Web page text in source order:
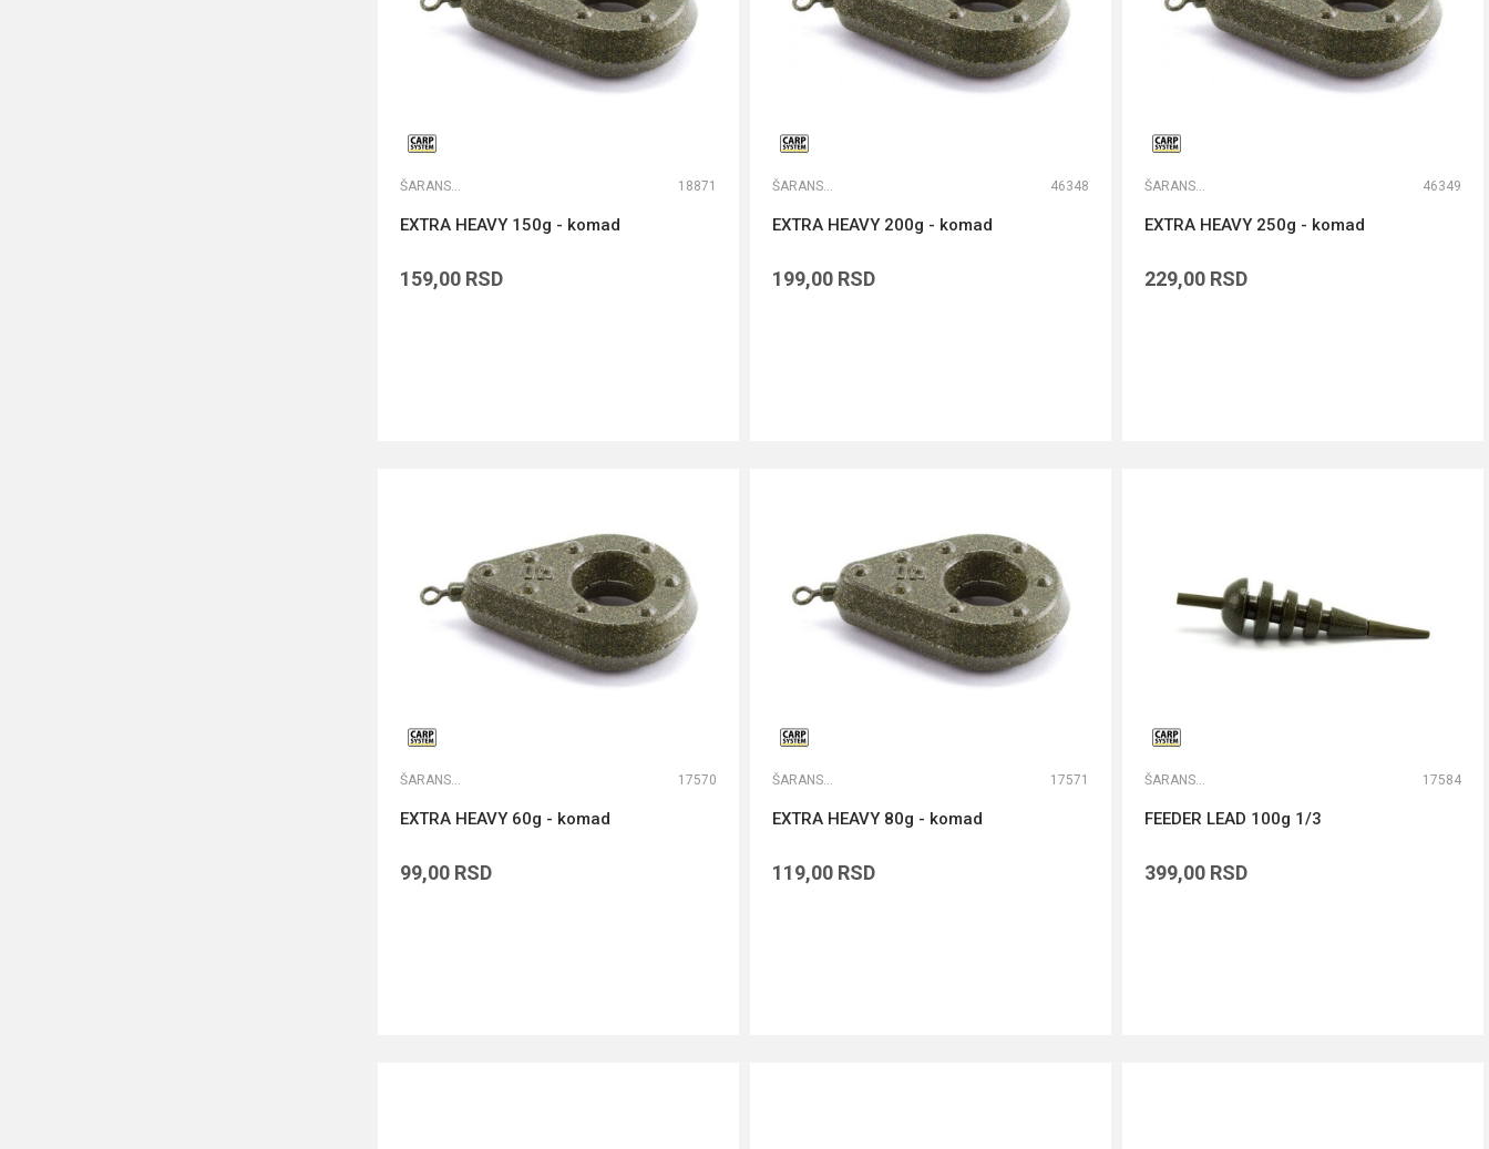
ŠARANSKA OLOVA 18871
EXTRA HEAVY 150g - komad
159,00 RSD
ŠARANSKA OLOVA 46348
EXTRA HEAVY 200g - komad
199,00 RSD
ŠARANSKA OLOVA 46349
EXTRA HEAVY 250g - komad
229,00 RSD
ŠARANSKA OLOVA 17570
EXTRA HEAVY 60g - komad
99,00 RSD
ŠARANSKA OLOVA 17571
EXTRA HEAVY 80g - komad
119,00 RSD
ŠARANSKA OLOVA 17584
FEEDER LEAD 100g 1/3
399,00 RSD